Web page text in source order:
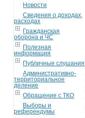
Новости
Сведения о доходах,
расходах
Гражданская
оборона и ЧС
Полезная
информация
Публичные слушания
Административно-
территориальное
деление
Обращение с ТКО
Выборы и
референдумы